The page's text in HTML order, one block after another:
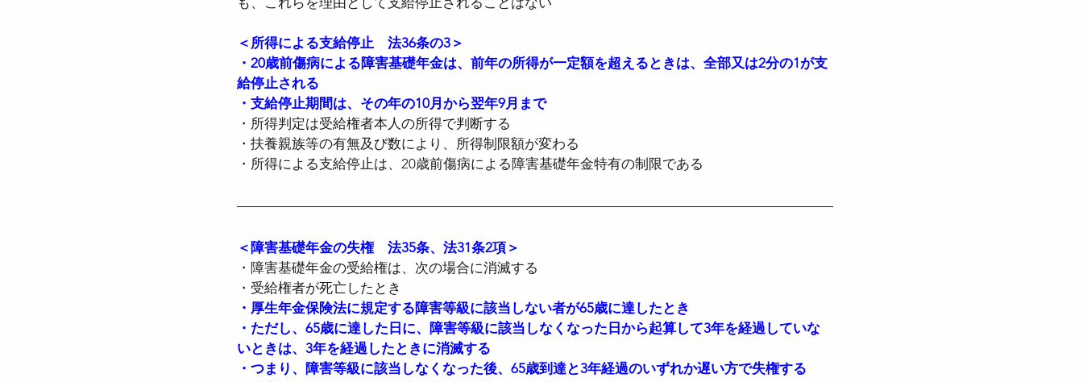
＜所得による支給停止　法36条の3＞
・20歳前傷病による障害基礎年金は、前年の所得が一定額を超えるときは、全部又は2分の1が支
給停止される
・支給停止期間は、その年の10月から翌年9月まで
・所得判定は受給権者本人の所得で判断する
・扶養親族等の有無及び数により、所得制限額が変わる
・所得による支給停止は、20歳前傷病による障害基礎年金特有の制限である
＜障害基礎年金の失権　法35条、法31条2項＞
・障害基礎年金の受給権は、次の場合に消滅する
・受給権者が死亡したとき
・厚生年金保険法に規定する障害等級に該当しない者が65歳に達したとき
・ただし、65歳に達した日に、障害等級に該当しなくなった日から起算して3年を経過していな
いときは、3年を経過したときに消滅する
・つまり、障害等級に該当しなくなった後、65歳到達と3年経過のいずれか遅い方で失権する